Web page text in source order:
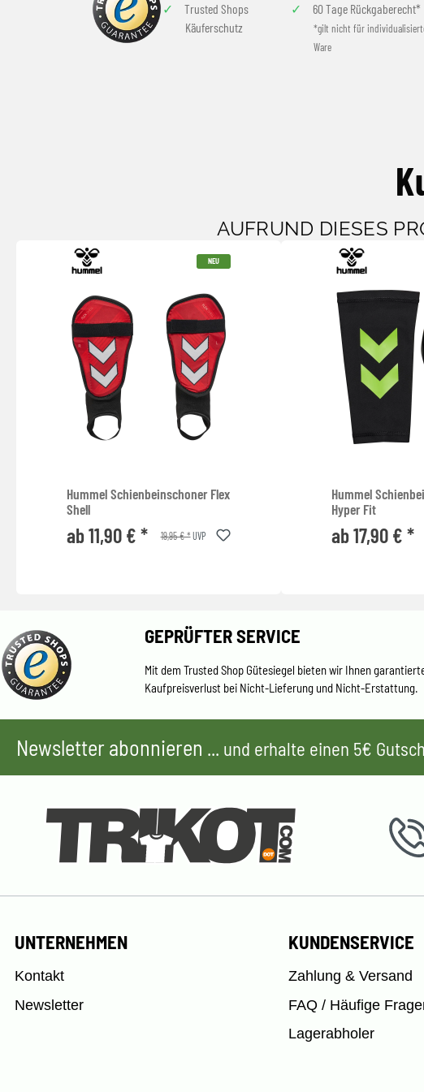
Trusted Shops
Käuferschutz
60 Tage Rückgaberecht*
*gilt nicht für
Ware
AUFRUND DIESES
NEU
Hummel Schienbeinschoner Flex
Shell
ab 11,90 € * 19,95 € *UVP
Hummel
Hyper Fit
ab 17,90 € *
GEPRÜFTER SERVICE
Mit dem Trusted Shop Gütesiegel bieten wir Ihnen
Kaufpreisverlust bei Nicht-Lieferung und Nicht-Erstattung.
Newsletter abonnieren ... und erhalte einen 5€
UNTERNEHMEN
Kontakt
Newsletter
KUNDENSERVICE
Zahlung & Versand
FAQ / Häufige
Lagerabholer